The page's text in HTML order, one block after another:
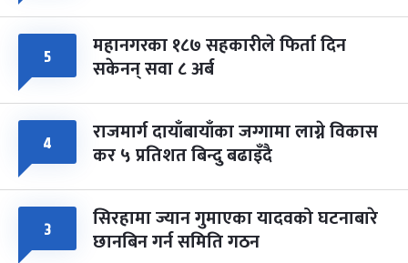
५ महानगरका १८७ सहकारीले फिर्ता दिन
सकेनन् सवा ८ अर्ब
४ राजमार्ग दायाँबायाँका जग्गामा लाग्ने विकास
कर ५ प्रतिशत बिन्दु बढाइँदै
३ सिरहामा ज्यान गुमाएका यादवको घटनाबारे
छानबिन गर्न समिति गठन